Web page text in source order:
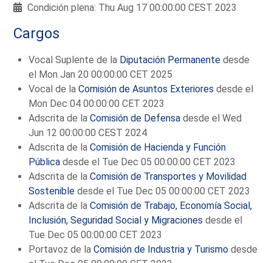
Condición plena: Thu Aug 17 00:00:00 CEST 2023
Cargos
Vocal Suplente de la Diputación Permanente desde
el Mon Jan 20 00:00:00 CET 2025
Vocal de laComisión de Asuntos Exteriores desde el
Mon Dec 04 00:00:00 CET 2023
Adscrita de laComisión de Defensa desde el Wed
Jun 12 00:00:00 CEST 2024
Adscrita de laComisión de Hacienda y Función
Pública desde el Tue Dec 05 00:00:00 CET 2023
Adscrita de laComisión de Transportes y Movilidad
Sostenible desde el Tue Dec 05 00:00:00 CET 2023
Adscrita de laComisión de Trabajo, Economía Social,
Inclusión, Seguridad Social y Migraciones desde el
Tue Dec 05 00:00:00 CET 2023
Portavoz de laComisión de Industria y Turismo desde